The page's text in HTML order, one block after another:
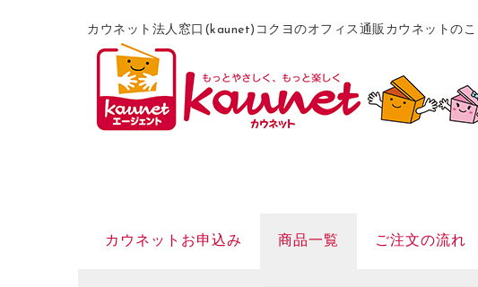
カウネット法人窓口(kaunet)コクヨのオフィス通販カウネットの
カウネットお申込み 商品一覧 ご注文の流れ